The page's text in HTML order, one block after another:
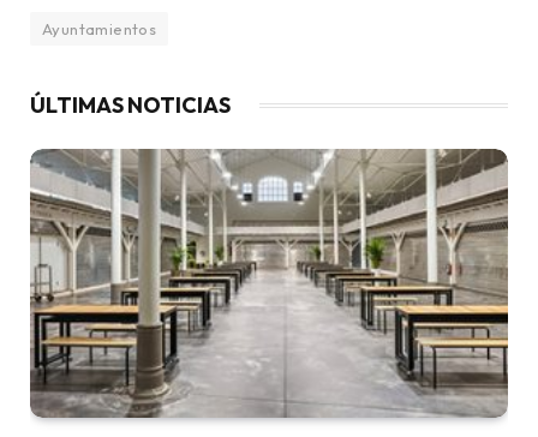
Ayuntamientos
ÚLTIMAS NOTICIAS